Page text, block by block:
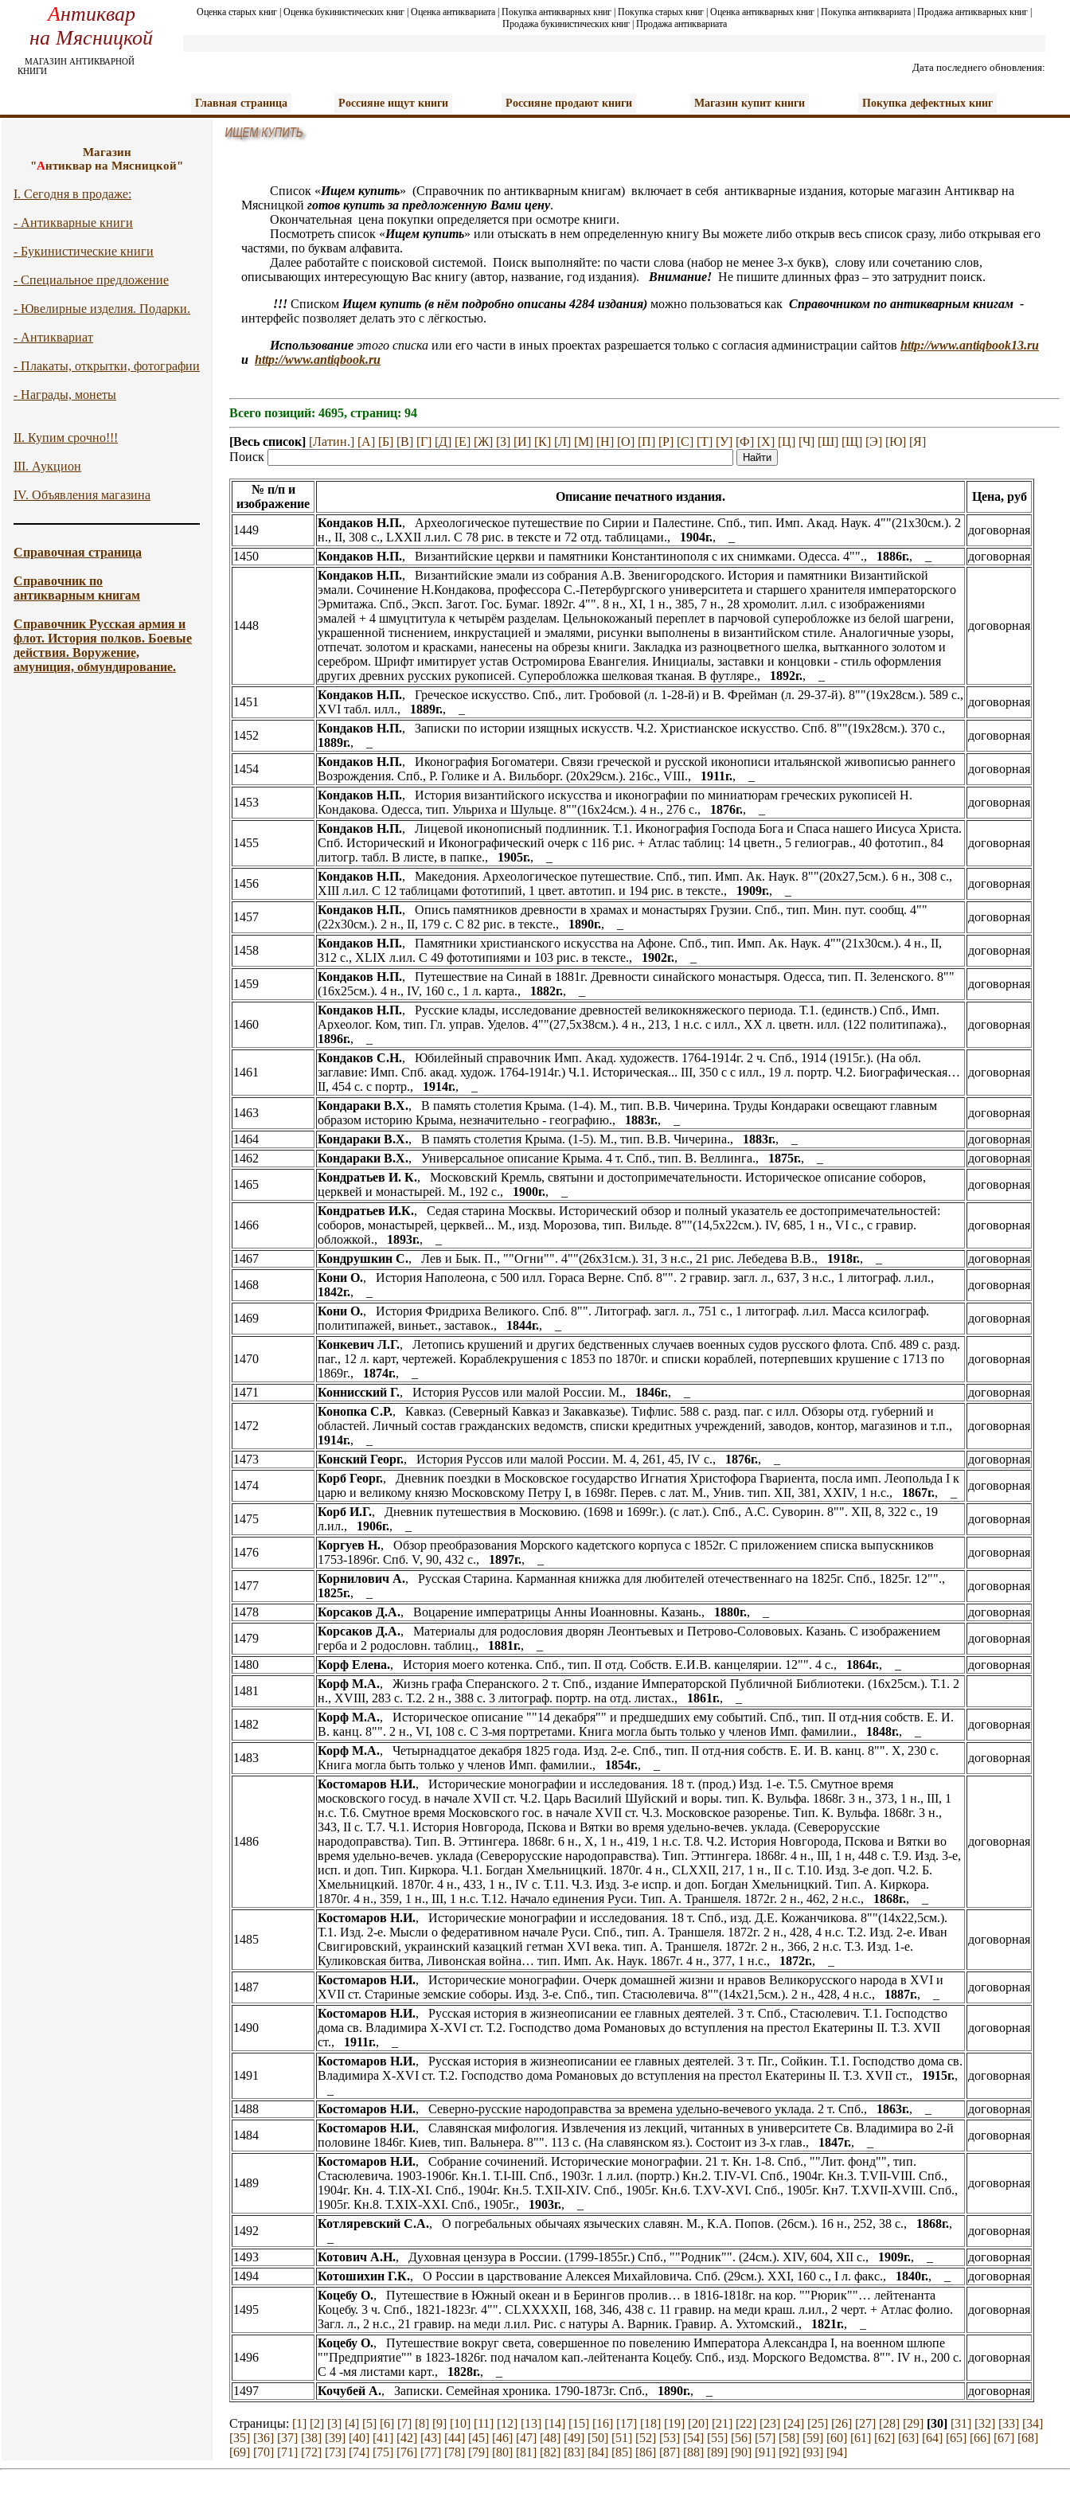
Антиквар
на Мясницкой
МАГАЗИН АНТИКВАРНОЙ
КНИГИ
Оценка старых книг Оценка букинистических книг Оценка антиквариата Покупка антикварных книг Покупка старых книг Оценка антикварных книг Покупка антиквариата Продажа антикварных книг
Продажа букинистических книг| Продажа антиквариата
Дата последнего обновления:
Главная страница Россияне ищут книги Россияне продают книги Магазин купит книги Покупка дефектных книг
Магазин
"Антиквар на Мясницкой"
I. Сегодня в продаже:
- Антикварные книги
- Букинистические книги
- Специальное предложение
- Ювелирные изделия. Подарки.
- Антиквариат
- Плакаты, открытки, фотографии
- Награды, монеты
II. Купим срочно!!!
III. Аукцион
IV. Объявления магазина
Справочная страница
Справочник по
антикварным книгам
Справочник Русская армия и
флот. История полков. Боевые
действия. Воружение,
амуниция, обмундирование.
Список «Ищем купить» (Справочник по антикварным книгам) включает в себя антикварные издания, которые магазин Антиквар на
Мясницкой готов купить за предложенную Вами цену.
Окончательная цена покупки определяется при осмотре книги.
Посмотреть список «Ищем купить» или отыскать в нем определенную книгу Вы можете либо открыв весь список сразу, либо открывая его
частями, по буквам алфавита.
Далее работайте с поисковой системой. Поиск выполняйте: по части слова (набор не менее 3-х букв), слову или сочетанию слов,
описывающих интересующую Вас книгу (автор, название, год издания). Внимание! Не пишите длинных фраз – это затруднит поиск.
!!! Списком Ищем купить (в нём подробно описаны 4284 издания) можно пользоваться как Справочником по антикварным книгам -
интерфейс позволяет делать это с лёгкостью.
Использование этого списка или его части в иных проектах разрешается только с согласия администрации сайтов http://www.antiqbook13.ru
и http://www.antiqbook.ru
Всего позиций: 4695, страниц: 94
[Весь список] [Латин.] [А] [Б] [В] [Г] [Д] [Е] [Ж] [З] [И] [К] [Л] [М] [Н] [О] [П] [Р] [С] [Т] [У] [Ф] [Х] [Ц] [Ч] [Ш] [Щ] [Э] [Ю] [Я]
Поиск
№ п/п и
изображение
Описание печатного издания. Цена, руб
1449
Кондаков Н.П., Археологическое путешествие по Сирии и Палестине. Спб., тип. Имп. Акад. Наук. 4""(21х30см.). 2
н., II, 308 с., LXXII л.ил. С 78 рис. в тексте и 72 отд. таблицами., 1904г., _
договорная
1450
Кондаков Н.П., Византийские церкви и памятники Константинополя с их снимками. Одесса. 4""., 1886г., _ договорная
1448
Кондаков Н.П., Византийские эмали из собрания А.В. Звенигородского. История и памятники Византийской
эмали. Сочинение Н.Кондакова, профессора С.-Петербургского университета и старшего хранителя императорского
Эрмитажа. Спб., Эксп. Загот. Гос. Бумаг. 1892г. 4"". 8 н., XI, 1 н., 385, 7 н., 28 хромолит. л.ил. с изображениями
эмалей + 4 шмуцтитула к четырём разделам. Цельнокожаный переплет в парчовой суперобложке из белой шагрени,
украшенной тиснением, инкрустацией и эмалями, рисунки выполнены в византийском стиле. Аналогичные узоры,
отпечат. золотом и красками, нанесены на обрезы книги. Закладка из разноцветного шелка, вытканного золотом и
серебром. Шрифт имитирует устав Остромирова Евангелия. Инициалы, заставки и концовки - стиль оформления
других древних русских рукописей. Суперобложка шелковая тканая. В футляре., 1892г., _
договорная
1451
Кондаков Н.П., Греческое искусство. Спб., лит. Гробовой (л. 1-28-й) и В. Фрейман (л. 29-37-й). 8""(19х28см.). 589 с.,
XVI табл. илл., 1889г., _
договорная
1452
Кондаков Н.П., Записки по истории изящных искусств. Ч.2. Христианское искусство. Спб. 8""(19х28см.). 370 с.,
1889г., _
договорная
1454
Кондаков Н.П., Иконография Богоматери. Связи греческой и русской иконописи итальянской живописью раннего
Возрождения. Спб., Р. Голике и А. Вильборг. (20х29см.). 216с., VIII., 1911г., _
договорная
1453
Кондаков Н.П., История византийского искусства и иконографии по миниатюрам греческих рукописей Н.
Кондакова. Одесса, тип. Ульриха и Шульце. 8""(16х24см.). 4 н., 276 с., 1876г., _
договорная
1455
Кондаков Н.П., Лицевой иконописный подлинник. Т.1. Иконография Господа Бога и Спаса нашего Иисуса Христа.
Спб. Исторический и Иконографический очерк с 116 рис. + Атлас таблиц: 14 цветн., 5 гелиограв., 40 фототип., 84
литогр. табл. В листе, в папке., 1905г., _
договорная
1456
Кондаков Н.П., Македония. Археологическое путешествие. Спб., тип. Имп. Ак. Наук. 8""(20х27,5см.). 6 н., 308 с.,
XIII л.ил. С 12 таблицами фототипий, 1 цвет. автотип. и 194 рис. в тексте., 1909г., _
договорная
1457
Кондаков Н.П., Опись памятников древности в храмах и монастырях Грузии. Спб., тип. Мин. пут. сообщ. 4""
(22х30см.). 2 н., II, 179 с. С 82 рис. в тексте., 1890г., _
договорная
1458
Кондаков Н.П., Памятники христианского искусства на Афоне. Спб., тип. Имп. Ак. Наук. 4""(21х30см.). 4 н., II,
312 с., XLIX л.ил. С 49 фототипиями и 103 рис. в тексте., 1902г., _
договорная
1459
Кондаков Н.П., Путешествие на Синай в 1881г. Древности синайского монастыря. Одесса, тип. П. Зеленского. 8""
(16х25см.). 4 н., IV, 160 с., 1 л. карта., 1882г., _
договорная
1460
Кондаков Н.П., Русские клады, исследование древностей великокняжеского периода. Т.1. (единств.) Спб., Имп.
Археолог. Ком, тип. Гл. управ. Уделов. 4""(27,5х38см.). 4 н., 213, 1 н.с. с илл., XX л. цветн. илл. (122 политипажа).,
1896г., _
договорная
1461
Кондаков С.Н., Юбилейный справочник Имп. Акад. художеств. 1764-1914г. 2 ч. Спб., 1914 (1915г.). (На обл.
заглавие: Имп. Спб. акад. худож. 1764-1914г.) Ч.1. Историческая... III, 350 с с илл., 19 л. портр. Ч.2. Биографическая…
II, 454 с. с портр., 1914г., _
договорная
1463
Кондараки В.Х., В память столетия Крыма. (1-4). М., тип. В.В. Чичерина. Труды Кондараки освещают главным
образом историю Крыма, незначительно - географию., 1883г., _
договорная
1464
Кондараки В.Х., В память столетия Крыма. (1-5). М., тип. В.В. Чичерина., 1883г., _
договорная
1462
Кондараки В.Х., Универсальное описание Крыма. 4 т. Спб., тип. В. Веллинга., 1875г., _
договорная
1465
Кондратьев И. К., Московский Кремль, святыни и достопримечательности. Историческое описание соборов,
церквей и монастырей. М., 192 с., 1900г., _
договорная
1466
Кондратьев И.К., Седая старина Москвы. Исторический обзор и полный указатель ее достопримечательностей:
соборов, монастырей, церквей... М., изд. Морозова, тип. Вильде. 8""(14,5х22см.). IV, 685, 1 н., VI с., с гравир.
обложкой., 1893г., _
договорная
1467 Кондрушкин С., Лев и Бык. П., ""Огни"". 4""(26х31см.). 31, 3 н.с., 21 рис. Лебедева В.В., 1918г., _
договорная
1468
Кони О., История Наполеона, с 500 илл. Гораса Верне. Спб. 8"". 2 гравир. загл. л., 637, 3 н.с., 1 литограф. л.ил.,
1842г., _
договорная
1469
Кони О., История Фридриха Великого. Спб. 8"". Литограф. загл. л., 751 с., 1 литограф. л.ил. Масса ксилограф.
политипажей, виньет., заставок., 1844г., _
договорная
1470
Конкевич Л.Г., Летопись крушений и других бедственных случаев военных судов русского флота. Спб. 489 с. разд.
паг., 12 л. карт, чертежей. Кораблекрушения с 1853 по 1870г. и списки кораблей, потерпевших крушение с 1713 по
1869г., 1874г., _
договорная
1471 Коннисский Г., История Руссов или малой России. М., 1846г., _ договорная
1472
Конопка С.Р., Кавказ. (Северный Кавказ и Закавказье). Тифлис. 588 с. разд. паг. с илл. Обзоры отд. губерний и
областей. Личный состав гражданских ведомств, списки кредитных учреждений, заводов, контор, магазинов и т.п.,
1914г., _
договорная
1473 Конский Георг., История Руссов или малой России. М. 4, 261, 45, IV с., 1876г., _
договорная
1474
Корб Георг., Дневник поездки в Московское государство Игнатия Христофора Гвариента, посла имп. Леопольда I к
царю и великому князю Московскому Петру I, в 1698г. Перев. с лат. М., Унив. тип. XII, 381, XXIV, 1 н.с., 1867г., _
договорная
1475
Корб И.Г., Дневник путешествия в Московию. (1698 и 1699г.). (с лат.). Спб., А.С. Суворин. 8"". XII, 8, 322 с., 19
л.ил., 1906г., _
договорная
1476
Коргуев Н., Обзор преобразования Морского кадетского корпуса с 1852г. С приложением списка выпускников
1753-1896г. Спб. V, 90, 432 с., 1897г., _
договорная
1477
Корнилович А., Русская Старина. Карманная книжка для любителей отечественнаго на 1825г. Спб., 1825г. 12"".,
1825г., _
договорная
1478
Корсаков Д.А., Воцарение императрицы Анны Иоанновны. Казань., 1880г., _
договорная
1479
Корсаков Д.А., Материалы для родословия дворян Леонтьевых и Петрово-Солововых. Казань. С изображением
герба и 2 родословн. таблиц., 1881г., _
договорная
1480
Корф Елена., История моего котенка. Спб., тип. II отд. Собств. Е.И.В. канцелярии. 12"". 4 с., 1864г., _
договорная
1481
Корф М.А., Жизнь графа Сперанского. 2 т. Спб., издание Императорской Публичной Библиотеки. (16х25см.). Т.1. 2
н., XVIII, 283 с. Т.2. 2 н., 388 с. 3 литограф. портр. на отд. листах., 1861г., _
1482
Корф М.А., Историческое описание ""14 декабря"" и предшедших ему событий. Спб., тип. II отд-ния собств. Е. И.
В. канц. 8"". 2 н., VI, 108 с. С 3-мя портретами. Книга могла быть только у членов Имп. фамилии., 1848г., _
договорная
1483
Корф М.А., Четырнадцатое декабря 1825 года. Изд. 2-е. Спб., тип. II отд-ния собств. Е. И. В. канц. 8"". X, 230 с.
Книга могла быть только у членов Имп. фамилии., 1854г., _
договорная
1486
Костомаров Н.И., Исторические монографии и исследования. 18 т. (прод.) Изд. 1-е. Т.5. Смутное время
московского госуд. в начале XVII ст. Ч.2. Царь Василий Шуйский и воры. тип. К. Вульфа. 1868г. 3 н., 373, 1 н., III, 1
н.с. Т.6. Смутное время Московского гос. в начале XVII ст. Ч.3. Московское разоренье. Тип. К. Вульфа. 1868г. 3 н.,
343, II с. Т.7. Ч.1. История Новгорода, Пскова и Вятки во время удельно-вечев. уклада. (Северорусские
народоправства). Тип. В. Эттингера. 1868г. 6 н., X, 1 н., 419, 1 н.с. Т.8. Ч.2. История Новгорода, Пскова и Вятки во
время удельно-вечев. уклада (Северорусские народоправства). Тип. Эттингера. 1868г. 4 н., III, 1 н, 448 с. Т.9. Изд. 3-е,
исп. и доп. Тип. Киркора. Ч.1. Богдан Хмельницкий. 1870г. 4 н., CLXXII, 217, 1 н., II с. Т.10. Изд. 3-е доп. Ч.2. Б.
Хмельницкий. 1870г. 4 н., 433, 1 н., IV с. Т.11. Ч.3. Изд. 3-е испр. и доп. Богдан Хмельницкий. Тип. А. Киркора.
1870г. 4 н., 359, 1 н., III, 1 н.с. Т.12. Начало единения Руси. Тип. А. Траншеля. 1872г. 2 н., 462, 2 н.с., 1868г., _
договорная
1485
Костомаров Н.И., Исторические монографии и исследования. 18 т. Спб., изд. Д.Е. Кожанчикова. 8""(14х22,5см.).
Т.1. Изд. 2-е. Мысли о федеративном начале Руси. Спб., тип. А. Траншеля. 1872г. 2 н., 428, 4 н.с. Т.2. Изд. 2-е. Иван
Свигировский, украинский казацкий гетман XVI века. тип. А. Траншеля. 1872г. 2 н., 366, 2 н.с. Т.3. Изд. 1-е.
Куликовская битва, Ливонская война… тип. Имп. Ак. Наук. 1867г. 4 н., 377, 1 н.с., 1872г., _
договорная
1487
Костомаров Н.И., Исторические монографии. Очерк домашней жизни и нравов Великорусского народа в XVI и
XVII ст. Стариные земские соборы. Изд. 3-е. Спб., тип. Стасюлевича. 8""(14х21,5см.). 2 н., 428, 4 н.с., 1887г., _
договорная
1490
Костомаров Н.И., Русская история в жизнеописании ее главных деятелей. 3 т. Спб., Стасюлевич. Т.1. Господство
дома св. Владимира X-XVI ст. Т.2. Господство дома Романовых до вступления на престол Екатерины II. Т.3. XVII
ст., 1911г., _
договорная
1491
Костомаров Н.И., Русская история в жизнеописании ее главных деятелей. 3 т. Пг., Сойкин. Т.1. Господство дома св.
Владимира X-XVI ст. Т.2. Господство дома Романовых до вступления на престол Екатерины II. Т.3. XVII ст., 1915г.,
договорная
1488 Костомаров Н.И., Северно-русские народоправства за времена удельно-вечевого уклада. 2 т. Спб., 1863г., _
договорная
1484
Костомаров Н.И., Славянская мифология. Извлечения из лекций, читанных в университете Св. Владимира во 2-й
половине 1846г. Киев, тип. Вальнера. 8"". 113 с. (На славянском яз.). Состоит из 3-х глав., 1847г., _
договорная
1489
Костомаров Н.И., Собрание сочинений. Исторические монографии. 21 т. Кн. 1-8. Спб., ""Лит. фонд"", тип.
Стасюлевича. 1903-1906г. Кн.1. Т.I-III. Спб., 1903г. 1 л.ил. (портр.) Кн.2. Т.IV-VI. Спб., 1904г. Кн.3. Т.VII-VIII. Спб.,
1904г. Кн. 4. Т.IX-XI. Спб., 1904г. Кн.5. Т.XII-XIV. Спб., 1905г. Кн.6. Т.XV-XVI. Спб., 1905г. Кн7. Т.XVII-XVIII. Спб.,
1905г. Кн.8. Т.XIX-XXI. Спб., 1905г., 1903г., _
договорная
1492
Котляревский С.А., О погребальных обычаях языческих славян. М., К.А. Попов. (26см.). 16 н., 252, 38 с., 1868г.,
договорная
1493
Котович А.Н., Духовная цензура в России. (1799-1855г.) Спб., ""Родник"". (24см.). XIV, 604, XII с., 1909г., _
договорная
1494
Котошихин Г.К., О России в царствование Алексея Михайловича. Спб. (29см.). XXI, 160 с., I л. факс., 1840г., _ договорная
1495
Коцебу О., Путешествие в Южный океан и в Берингов пролив… в 1816-1818г. на кор. ""Рюрик""… лейтенанта
Коцебу. 3 ч. Спб., 1821-1823г. 4"". CLXXXXII, 168, 346, 438 с. 11 гравир. на меди краш. л.ил., 2 черт. + Атлас фолио.
Загл. л., 2 н.с., 21 гравир. на меди л.ил. Рис. с натуры А. Варник. Гравир. А. Ухтомский., 1821г., _
договорная
1496
Коцебу О., Путешествие вокруг света, совершенное по повелению Императора Александра I, на военном шлюпе
""Предприятие"" в 1823-1826г. под началом кап.-лейтенанта Коцебу. Спб., изд. Морского Ведомства. 8"". IV н., 200 с.
С 4 -мя листами карт., 1828г., _
договорная
1497 Кочубей А., Записки. Семейная хроника. 1790-1873г. Спб., 1890г., _ договорная
Страницы: [1] [2] [3] [4] [5] [6] [7] [8] [9] [10] [11] [12] [13] [14] [15] [16] [17] [18] [19] [20] [21] [22] [23] [24] [25] [26] [27] [28] [29] [30] [31] [32] [33] [34]
[35] [36] [37] [38] [39] [40] [41] [42] [43] [44] [45] [46] [47] [48] [49] [50] [51] [52] [53] [54] [55] [56] [57] [58] [59] [60] [61] [62] [63] [64] [65] [66] [67] [68]
[69] [70] [71] [72] [73] [74] [75] [76] [77] [78] [79] [80] [81] [82] [83] [84] [85] [86] [87] [88] [89] [90] [91] [92] [93] [94]